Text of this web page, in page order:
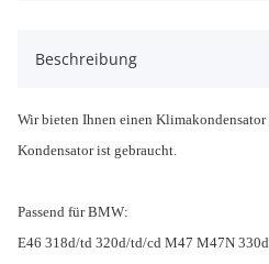
Beschreibung
Wir bieten Ihnen einen
Kondensator ist gebraucht.
Passend für BMW:
E46 318d/td 320d/td/cd M47 M47N